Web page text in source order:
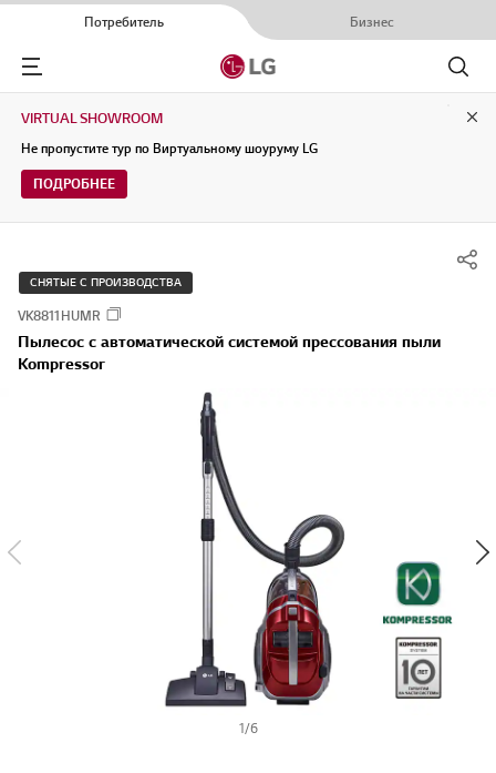
Потребитель Бизнес
Menu
Поиск
VIRTUAL SHOWROOM
Не пропустите тур по Виртуальному шоуруму LG
ПОДРОБНЕЕ
СНЯТЫЕ С ПРОИЗВОДСТВА
VK8811HUMR
Пылесос с автоматической системой прессования пыли
Kompressor
1/6